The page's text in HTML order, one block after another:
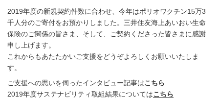
2019年度の新規契約件数に合わせ、今年はポリオワクチン15万3
千人分のご寄付をお預かりしました。三井住友海上あいおい生命
保険のご関係の皆さま、そして、ご契約くださった皆さまに感謝
申し上げます。
これからもあたたかいご支援をどうぞよろしくお願いいたしま
す。
ご支援への思いを伺ったインタビュー記事はこちら
2019年度サステナビリティ取組結果についてはこちら